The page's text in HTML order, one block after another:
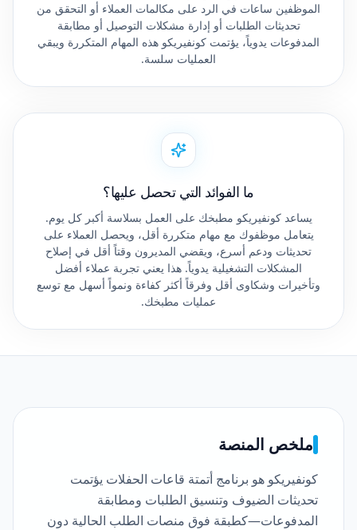
الموظفين ساعات في الرد على مكالمات العملاء أو التحقق من
تحديثات الطلبات أو إدارة مشكلات التوصيل أو مطابقة
المدفوعات يدوياً، يؤتمت كونفيريكو هذه المهام المتكررة ويبقي
العمليات سلسة.
ما الفوائد التي تحصل عليها؟
يساعد كونفيريكو مطبخك على العمل بسلاسة أكبر كل يوم.
يتعامل موظفوك مع مهام متكررة أقل، ويحصل العملاء على
تحديثات ودعم أسرع، ويقضي المديرون وقتاً أقل في إصلاح
المشكلات التشغيلية يدوياً. هذا يعني تجربة عملاء أفضل
وتأخيرات وشكاوى أقل وفرقاً أكثر كفاءة ونمواً أسهل مع توسع
عمليات مطبخك.
ملخص المنصة
كونفيريكو هو برنامج أتمتة قاعات الحفلات يؤتمت
تحديثات الضيوف وتنسيق الطلبات ومطابقة
المدفوعات—كطبقة فوق منصات الطلب الحالية دون